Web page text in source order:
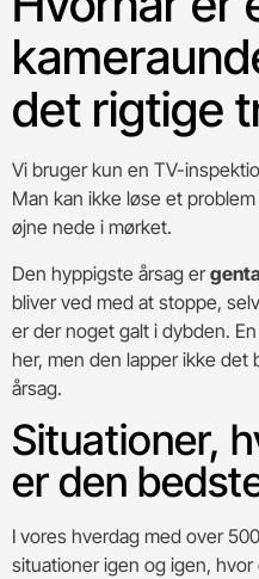
det rigtige
Vi bruger kun en TV-
Man kan ikke løse et
øjne nede i mørket.
Den hyppigste årsag er
bliver ved med at stoppe,
er der noget galt i dybden.
her, men den lapper ikke det
årsag.
Situationer,
er den
I vores hverdag med over
situationer igen og igen,